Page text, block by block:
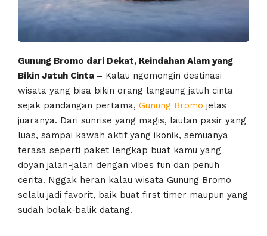
Gunung Bromo dari Dekat, Keindahan Alam yang
Bikin Jatuh Cinta – Kalau ngomongin destinasi
wisata yang bisa bikin orang langsung jatuh cinta
sejak pandangan pertama, Gunung Bromo jelas
juaranya. Dari sunrise yang magis, lautan pasir yang
luas, sampai kawah aktif yang ikonik, semuanya
terasa seperti paket lengkap buat kamu yang
doyan jalan-jalan dengan vibes fun dan penuh
cerita. Nggak heran kalau wisata Gunung Bromo
selalu jadi favorit, baik buat first timer maupun yang
sudah bolak-balik datang.